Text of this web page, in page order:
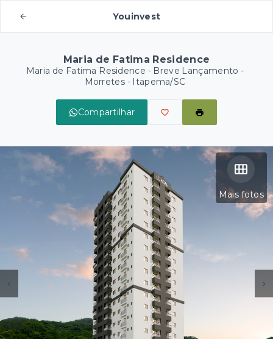
Youinvest
Maria de Fatima Residence
Maria de Fatima Residence - Breve Lançamento -
Morretes - Itapema/SC
Compartilhar
Mais fotos